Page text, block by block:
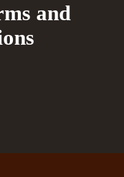
and